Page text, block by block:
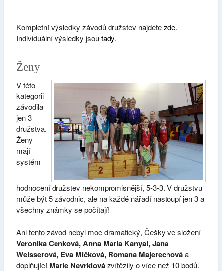
Kompletní výsledky závodů družstev najdetezde.
Individuální výsledky jsoutady.
Ženy
V této
kategorii
závodila
jen 3
družstva.
Ženy
mají
systém
hodnocení družstev nekompromisnější, 5-3-3. V družstvu
může být 5 závodnic, ale na každé nářadí nastoupí jen 3 a
všechny známky se počítají!
Ani tento závod nebyl moc dramatický, Češky ve složení
Veronika Cenková, Anna Maria Kanyai, Jana
Weisserová, Eva Mičková, Romana Majerechováa
doplňujícíMarie Nevrklovázvítězily o více než 10 bodů.